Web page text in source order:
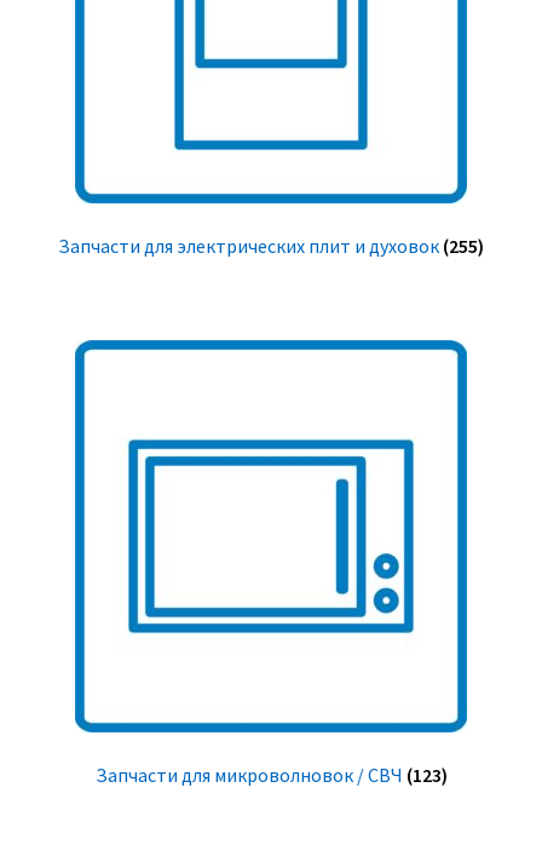
Запчасти для электрических плит и духовок (255)
Запчасти для микроволновок / СВЧ (123)